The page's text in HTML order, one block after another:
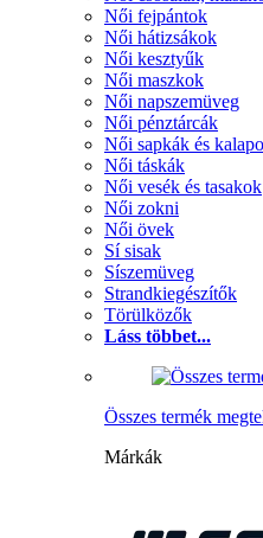
Női fejpántok
Női hátizsákok
Női kesztyűk
Női maszkok
Női napszemüveg
Női pénztárcák
Női sapkák és
Női táskák
Női vesék és tasakok
Női zokni
Női övek
Sí sisak
Síszemüveg
Strandkiegészítők
Törülközők
Láss többet...
Összes termék
Márkák